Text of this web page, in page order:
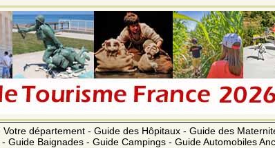
département - Guide des Hôpitaux - Guide des
Guide Baignades - Guide Campings - Guide Automobiles